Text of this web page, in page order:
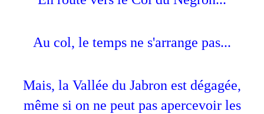
Au col, le temps ne s'arrange pas...
Mais, la Vallée du Jabron est dégagée,
même si on ne peut pas apercevoir les